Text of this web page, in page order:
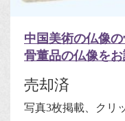
中国美術の仏像
骨董品の仏像をお
売却済
写真3枚掲載、クリ